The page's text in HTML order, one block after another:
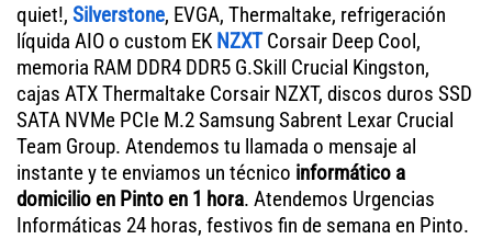
quiet!, Silverstone, EVGA, Thermaltake, refrigeración
líquida AIO o custom EK NZXTCorsair Deep Cool,
memoria RAM DDR4 DDR5 G.Skill Crucial Kingston,
cajas ATX Thermaltake Corsair NZXT, discos duros SSD
SATA NVMe PCIe M.2 Samsung Sabrent Lexar Crucial
Team Group. Atendemos tu llamada o mensaje al
instante y te enviamos un técnico informático a
domicilio en Pinto en 1 hora. Atendemos Urgencias
Informáticas 24 horas, festivos fin de semana en Pinto.